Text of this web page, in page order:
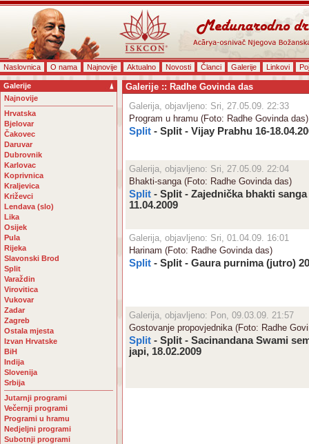
Naslovnica O nama Najnovije Aktualno Novosti Članci Galerije Linkovi
Galerije
Najnovije
Hrvatska
Bjelovar
Čakovec
Daruvar
Dubrovnik
Karlovac
Koprivnica
Kraljevica
Križevci
Lendava (slo)
Lika
Osijek
Pula
Rijeka
Slavonski Brod
Split
Varaždin
Virovitica
Vukovar
Zadar
Zagreb
Ostala mjesta
Izvan Hrvatske
BiH
Indija
Slovenija
Srbija
Jutarnji programi
Večernji programi
Programi u hramu
Nedjeljni programi
Subotnji programi
Galerije :: Radhe Govinda das
Galerija, objavljeno: Sri, 27.05.09. 22:33
Program u hramu (Foto: Radhe Govinda das)
Split - Split - Vijay Prabhu 16-
Galerija, objavljeno: Sri, 27.05.09. 22:04
Bhakti-sanga (Foto: Radhe Govinda das)
Split - Split - Zajednička bhakti sanga
11.04.2009
Galerija, objavljeno: Sri, 01.04.09. 16:01
Harinam (Foto: Radhe Govinda das)
Split - Split - Gaura purnima (jutro)
Galerija, objavljeno: Pon, 09.03.09. 21:57
Gostovanje propovjednika (Foto: Radhe
Split - Split - Sacinandana Swami
japi, 18.02.2009